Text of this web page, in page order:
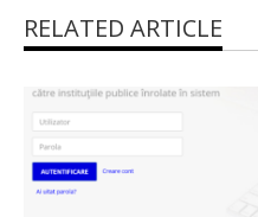
RELATED ARTICLE